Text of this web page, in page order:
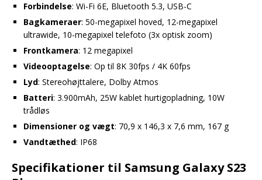
Forbindelse: Wi-Fi 6E, Bluetooth 5.3, USB-C
Bagkameraer: 50-megapixel hoved, 12-megapixel
ultrawide, 10-megapixel telefoto (3x optisk zoom)
Frontkamera: 12 megapixel
Videooptagelse: Op til 8K 30fps / 4K 60fps
Lyd: Stereohøjttalere, Dolby Atmos
Batteri: 3.900mAh, 25W kablet hurtigopladning, 10W
trådløs
Dimensioner og vægt: 70,9 x 146,3 x 7,6 mm, 167 g
Vandtæthed: IP68
Specifikationer til Samsung Galaxy S23